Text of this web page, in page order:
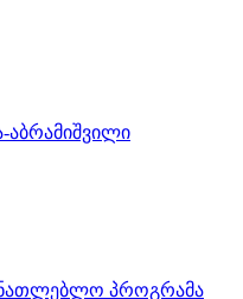
აბრამიშვილი
პროგრამა